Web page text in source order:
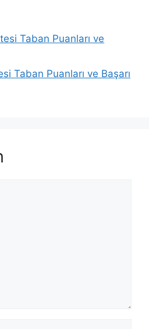
Taban Puanları ve
Taban Puanları ve Başarı